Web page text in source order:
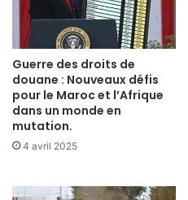
Guerre des droits de
douane : Nouveaux défis
pour le Maroc et l’Afrique
dans un monde en
mutation.
4 avril 2025